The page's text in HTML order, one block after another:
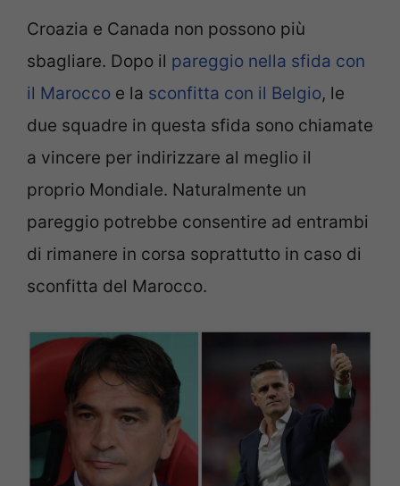
Croazia e Canada non possono più
sbagliare. Dopo il pareggio nella sfida con
il Marocco e la sconfitta con il Belgio, le
due squadre in questa sfida sono chiamate
a vincere per indirizzare al meglio il
proprio Mondiale. Naturalmente un
pareggio potrebbe consentire ad entrambi
di rimanere in corsa soprattutto in caso di
sconfitta del Marocco.